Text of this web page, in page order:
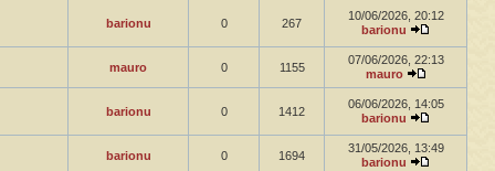
barionu 0 267
10/06/2026, 20:12
barionu
mauro 0 1155
07/06/2026, 22:13
mauro
barionu 0 1412
06/06/2026, 14:05
barionu
barionu 0 1694
31/05/2026, 13:49
barionu